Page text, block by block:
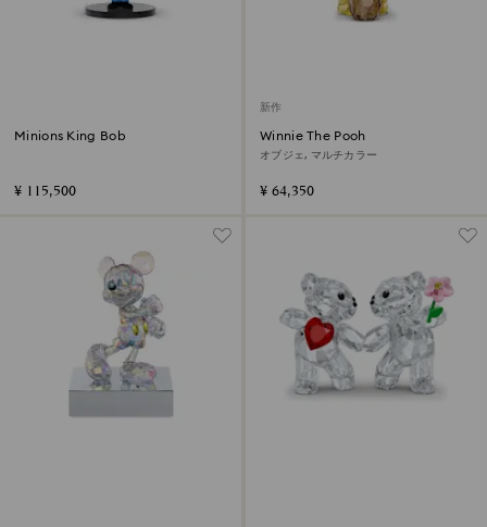
Minions King Bob
¥ 115,500
新作
Winnie The Pooh
オブジェ, マルチカラー
¥ 64,350